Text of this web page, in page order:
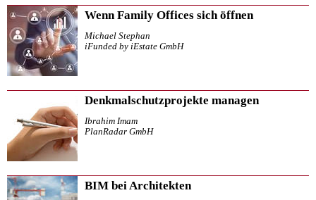
Wenn Family Offices sich öffnen
Michael Stephan
iFunded by iEstate GmbH
Denkmalschutzprojekte managen
Ibrahim Imam
PlanRadar GmbH
BIM bei Architekten